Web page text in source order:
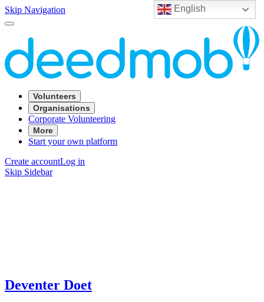
English
Skip Navigation
Volunteers
Organisations
Corporate Volunteering
More
Start your own platform
Create accountLog in
Skip Sidebar
Deventer Doet